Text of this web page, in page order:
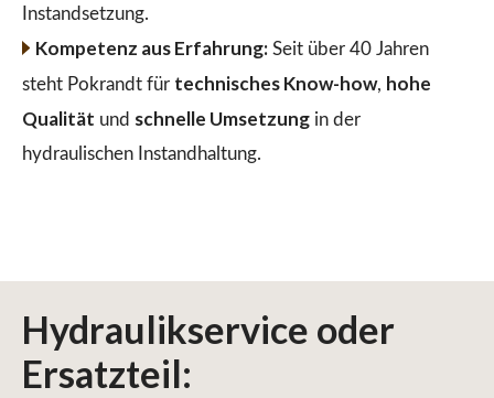
Instandsetzung.
Kompetenz aus Erfahrung:Seit über 40 Jahren
steht Pokrandt für technisches Know-how, hohe
Qualität und schnelle Umsetzung in der
hydraulischen Instandhaltung.
Hydraulikservice oder
Ersatzteil: